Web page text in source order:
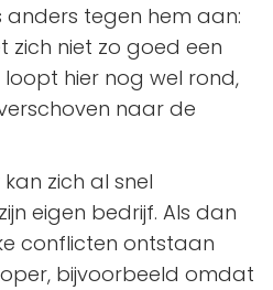
anders tegen hem aan:
zich niet zo goed een
loopt hier nog wel rond,
naar de
zich al snel
eigen bedrijf. Als dan
conflicten ontstaan
bijvoorbeeld omdat